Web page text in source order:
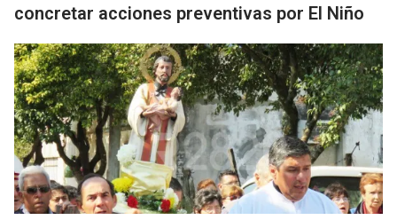
concretar acciones preventivas por El Niño